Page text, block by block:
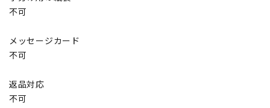
不可
メッセージカード
不可
返品対応
不可